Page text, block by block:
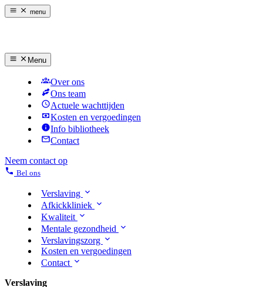
menu
Menu
Over ons
Ons team
Actuele wachttijden
Kosten en vergoedingen
Info bibliotheek
Contact
Neem contact op
Bel ons
Verslaving
Afkickkliniek
Kwaliteit
Mentale gezondheid
Verslavingszorg
Kosten en vergoedingen
Contact
Verslaving